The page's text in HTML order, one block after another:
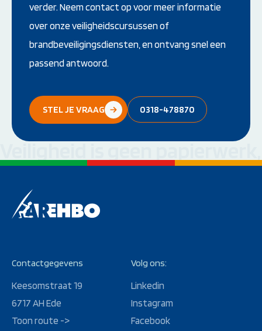
verder. Neem contact op voor meer informatie
over onze veiligheidscursussen of
brandbeveiligingsdiensten, en ontvang snel een
passend antwoord.
STEL JE VRAAG 0318-478870
Veiligheid is geen
Contactgegevens
Keesomstraat 19
6717 AH Ede
Toon route ->
Volg ons:
Linkedin
Instagram
Facebook